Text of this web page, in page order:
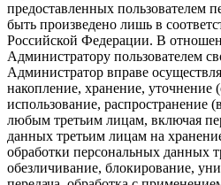
предоставленных пользователем
быть произведено лишь в
Российской Федерации. В
Администратору пользователем
Администратор вправе
накопление, хранение, уточнение
использование, распространение
любым третьим лицам, включая
данных третьим лицам на
обработки персональных данных
обезличивание, блокирование,